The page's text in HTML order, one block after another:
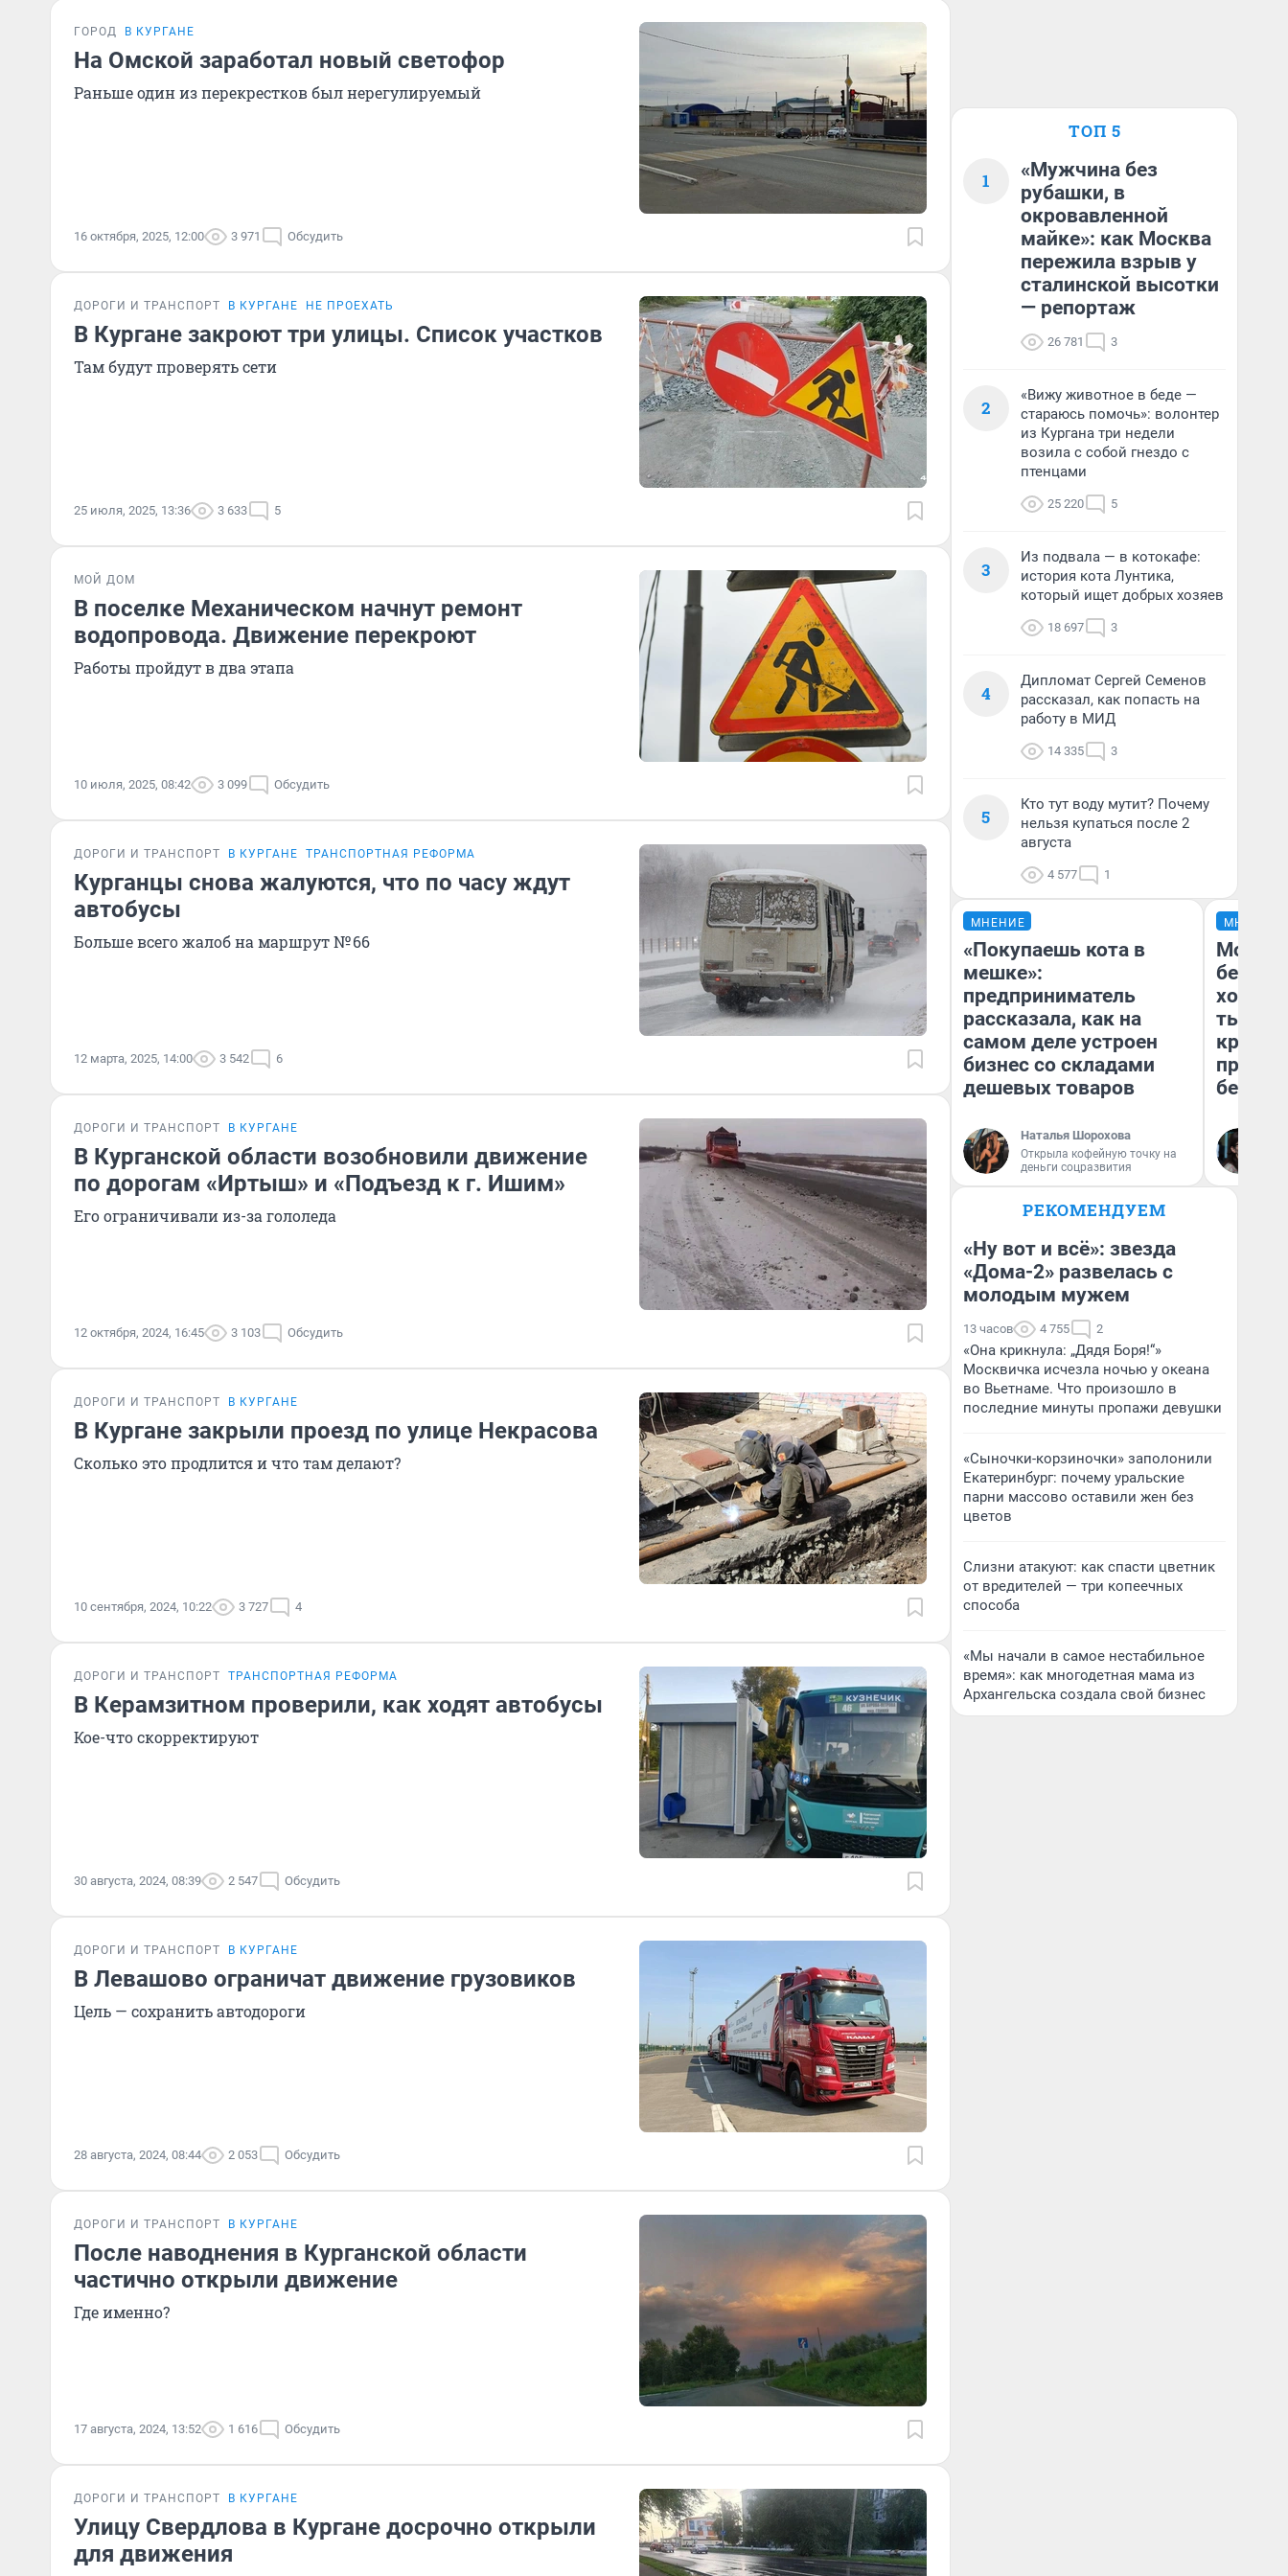
ГОРОД В КУРГАНЕ
На Омской заработал новый светофор
Раньше один из перекрестков был нерегулируемый
16 октября, 2025, 12:00 3 971 Обсудить
ДОРОГИ И ТРАНСПОРТ В КУРГАНЕ НЕ ПРОЕХАТЬ
В Кургане закроют три улицы. Список участков
Там будут проверять сети
25 июля, 2025, 13:36 3 633 5
МОЙ ДОМ
В поселке Механическом начнут ремонт
водопровода. Движение перекроют
Работы пройдут в два этапа
10 июля, 2025, 08:42 3 099 Обсудить
ДОРОГИ И ТРАНСПОРТ В КУРГАНЕ ТРАНСПОРТНАЯ РЕФОРМА
Курганцы снова жалуются, что по часу ждут
автобусы
Больше всего жалоб на маршрут № 66
12 марта, 2025, 14:00 3 542 6
ДОРОГИ И ТРАНСПОРТ В КУРГАНЕ
В Курганской области возобновили движение
по дорогам «Иртыш» и «Подъезд к г. Ишим»
Его ограничивали из-за гололеда
12 октября, 2024, 16:45 3 103 Обсудить
ДОРОГИ И ТРАНСПОРТ В КУРГАНЕ
В Кургане закрыли проезд по улице Некрасова
Сколько это продлится и что там делают?
10 сентября, 2024, 10:22 3 727 4
ДОРОГИ И ТРАНСПОРТ ТРАНСПОРТНАЯ РЕФОРМА
В Керамзитном проверили, как ходят автобусы
Кое-что скорректируют
30 августа, 2024, 08:39 2 547 Обсудить
ДОРОГИ И ТРАНСПОРТ В КУРГАНЕ
В Левашово ограничат движение грузовиков
Цель — сохранить автодороги
28 августа, 2024, 08:44 2 053 Обсудить
ДОРОГИ И ТРАНСПОРТ В КУРГАНЕ
После наводнения в Курганской области
частично открыли движение
Где именно?
17 августа, 2024, 13:52 1 616 Обсудить
ДОРОГИ И ТРАНСПОРТ В КУРГАНЕ
Улицу Свердлова в Кургане досрочно открыли
для движения
ТОП 5
1
«Мужчина без
рубашки, в
окровавленной
майке»: как Москва
пережила взрыв у
сталинской высотки
— репортаж
26 781 3
2
«Вижу животное в беде —
стараюсь помочь»: волонтер
из Кургана три недели
возила с собой гнездо с
птенцами
25 220 5
3
Из подвала — в котокафе:
история кота Лунтика,
который ищет добрых хозяев
18 697 3
4
Дипломат Сергей Семенов
рассказал, как попасть на
работу в МИД
14 335 3
5
Кто тут воду мутит? Почему
нельзя купаться после 2
августа
4 577 1
МНЕНИЕ
«Покупаешь кота в
мешке»:
предприниматель
рассказала, как на
самом деле устроен
бизнес со складами
дешевых товаров
Наталья Шорохова
Открыла кофейную точку на
деньги соцразвития
МНЕНИЕ
Мой
хотела
тысяч,
РЕКОМЕНДУЕМ
«Ну вот и всё»: звезда
«Дома-2» развелась с
молодым мужем
13 часов 4 755 2
«Она крикнула: „Дядя Боря!“»
Москвичка исчезла ночью у океана
во Вьетнаме. Что произошло в
последние минуты пропажи девушки
«Сыночки-корзиночки» заполонили
Екатеринбург: почему уральские
парни массово оставили жен без
цветов
Слизни атакуют: как спасти цветник
от вредителей — три копеечных
способа
«Мы начали в самое нестабильное
время»: как многодетная мама из
Архангельска создала свой бизнес